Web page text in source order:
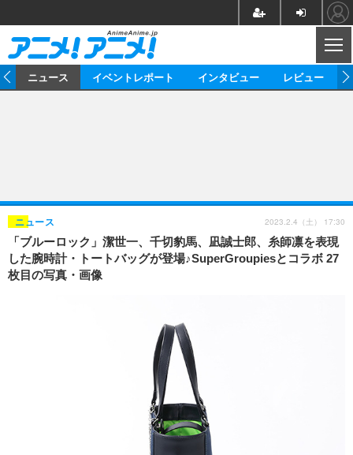
ゲーム グッズ
イベント
海外イベント ビジネス
俳優・タレント アーティスト
ビジネス
アニメ 実写
書評
動画
アニメ
連載・コラム
ニュース イベントレポート インタビュー レビュー
「ブルーロック」潔世一、千切豹馬、凪誠士郎、糸師凛を表現
した腕時計・トートバッグが登場♪SuperGroupiesとコラボ 27
枚目の写真・画像
ニュース 2023.2.4（土） 17:30